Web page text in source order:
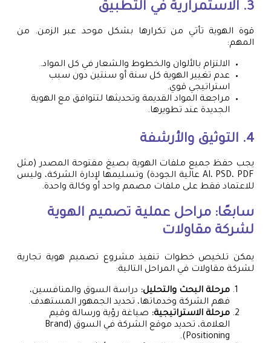
3. الاستمرارية في التطبيق
قوة الهوية تأتي من تكرارها بشكل موحد عبر الزمن. من
المهم:
الالتزام بالألوان والخطوط والشعار في كل المواد.
عدم تغيير الهوية كل سنة أو سنتين دون سبب
استراتيجي قوي.
مراجعة المواد القديمة وتحديثها لتتوافق مع الهوية
الجديدة عند تطويرها.
4. التوثيق والأرشفة
يجب حفظ جميع ملفات الهوية بصيغ مفتوحة المصدر (مثل
AI، PSD، PDF عالية الجودة) وتسليمها لإدارة الشركة، وليس
للاعتماد فقط على ملفات مصمم واحد أو وكالة واحدة.
سابعًا: مراحل عملية تصميم الهوية
لشركة مقاولات
يمكن تلخيص خطوات تنفيذ مشروع تصميم هوية تجارية
لشركة مقاولات في المراحل التالية:
مرحلة البحث والتحليل: دراسة السوق والمنافسين،
فهم الشركة وخدماتها، تحديد الجمهور المستهدف.
مرحلة الاستراتيجية: صياغة رؤية ورسالة وقيم
العلامة، تحديد موقع الشركة في السوق (Brand
Positioning).